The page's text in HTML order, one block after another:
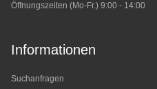
Öffnungszeiten (Mo-Fr.) 9:00 - 14:00
Informationen
Suchanfragen